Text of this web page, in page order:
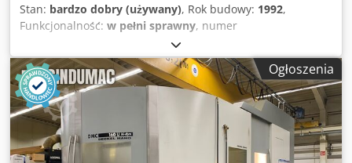
Stan: bardzo dobry (używany), Rok budowy: 1992,
Funkcjonalność: w pełni sprawny, numer
, Vollmer VWM40U w pełni sprawny,
zamontowany falownik do regulacji prędkości taśmy oraz
pedał nożny dla łatwiejszej obsługi. W celu uzyskania
dodatkowych zdjęć lub wideo proszę o kontakt przez Viber
lub WhatsApp. Dkjdpjxp N Nwjfx Am Ser
Ogłoszenia